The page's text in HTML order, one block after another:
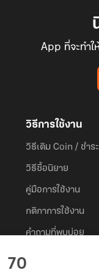
70
App ที่จะทำ
วิธีการใช้งาน
วิธีเติม Coin / ชำร
วิธีซื้อนิยาย
คู่มือการใช้งาน
กติกาการใช้งาน
คำถามที่พบบ่อย
Dek-D.com ใช้คุกกี้เพื่อพัฒน